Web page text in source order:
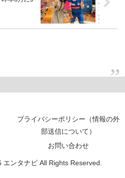
プライバシーポリシー（情報の外
部送信について）
お問い合わせ
ンタナビ All Rights Reserved.